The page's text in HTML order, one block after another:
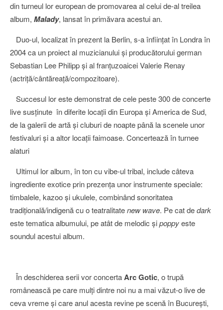
din turneul lor european de promovarea al celui de-al treilea
album, Malady, lansat în primăvara acestui an.
Duo-ul, localizat în prezent la Berlin, s-a înfiinţat în Londra în
2004 ca un proiect al muzicianului şi producătorului german
Sebastian Lee Philipp şi al franţuzoaicei Valerie Renay
(actriţă/cântăreaţă/compozitoare).
Succesul lor este demonstrat de cele peste 300 de concerte
live susţinute în diferite locaţii din Europa şi America de Sud,
de la galerii de artă şi cluburi de noapte până la scenele unor
festivaluri şi a altor locaţii faimoase. Concertează în turnee
alaturi
Ultimul lor album, în ton cu vibe-ul tribal, include câteva
ingrediente exotice prin prezenţa unor instrumente speciale:
timbalele, kazoo şi ukulele, combinând sonoritatea
tradiţională/indigenă cu o teatralitatenew wave. Pe cat dedark
este tematica albumului, pe atât de melodic şipoppyeste
soundul acestui album.
În deschiderea serii vor concertaArc Gotic, o trupă
românească pe care mulţi dintre noi nu a mai văzut-o live de
ceva vreme şi care anul acesta revine pe scenă în Bucureşti,